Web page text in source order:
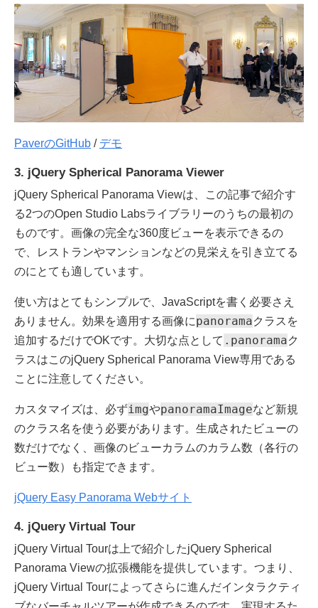
PaverのGitHub / デモ
3. jQuery Spherical Panorama Viewer
jQuery Spherical Panorama Viewは、この記事で紹介す
る2つのOpen Studio Labsライブラリーのうちの最初の
ものです。画像の完全な360度ビューを表示できるの
で、レストランやマンションなどの見栄えを引き立てる
のにとても適しています。
使い方はとてもシンプルで、JavaScriptを書く必要さえ
ありません。効果を適用する画像にpanoramaクラスを
追加するだけでOKです。大切な点として .panoramaク
ラスはこのjQuery Spherical Panorama View専用である
ことに注意してください。
カスタマイズは、必ずimgやpanoramaImageなど新規
のクラス名を使う必要があります。生成されたビューの
数だけでなく、画像のビューカラムのカラム数（各行の
ビュー数）も指定できます。
jQuery Easy Panorama Webサイト
4. jQuery Virtual Tour
jQuery Virtual Tourは上で紹介したjQuery Spherical
Panorama Viewの拡張機能を提供しています。つまり、
jQuery Virtual Tourによってさらに進んだインタラクティ